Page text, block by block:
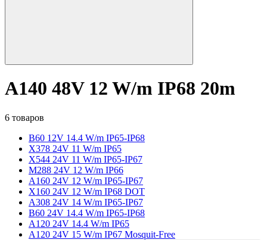
A140 48V 12 W/m IP68 20m
6 товаров
B60 12V 14.4 W/m IP65-IP68
X378 24V 11 W/m IP65
X544 24V 11 W/m IP65-IP67
M288 24V 12 W/m IP66
A160 24V 12 W/m IP65-IP67
X160 24V 12 W/m IP68 DOT
A308 24V 14 W/m IP65-IP67
B60 24V 14.4 W/m IP65-IP68
A120 24V 14.4 W/m IP65
A120 24V 15 W/m IP67 Mosquit-Free